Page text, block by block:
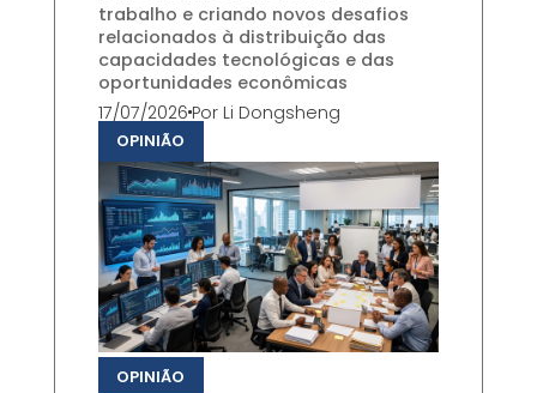
trabalho e criando novos desafios
relacionados à distribuição das
capacidades tecnológicas e das
oportunidades econômicas
17/07/2026Por Li Dongsheng
OPINIÃO
OPINIÃO